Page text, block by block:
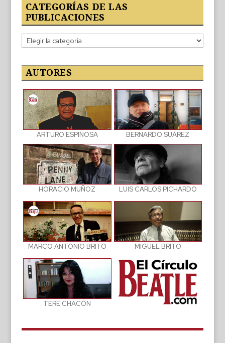
CATEGORÍAS DE LAS
PUBLICACIONES
Categorías
de
publicaciones
AUTORES
ARTURO ESPINOSA BERNARDO SUÁREZ
HORACIO MUÑOZ LUIS CARLOS PICHARDO
MARCO ANTONIO BRITO MIGUEL BRITO
TERE CHACÓN